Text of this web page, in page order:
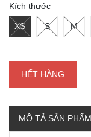
Kích thước
XS S M
HẾT HÀNG
MÔ TẢ SẢN PHẨM